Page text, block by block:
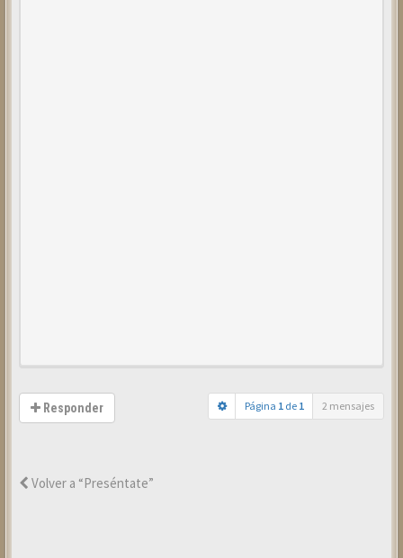
Responder Página 1 de 1 2 mensajes
Volver a “Preséntate”